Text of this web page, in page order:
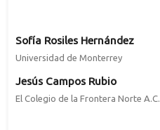
Sofía Rosiles Hernández
Universidad de Monterrey
Jesús Campos Rubio
El Colegio de la Frontera Norte A.C.